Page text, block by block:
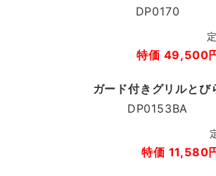
DP0170
特価 49,500
ガード付きグリルとび
DP0153BA
特価 11,580